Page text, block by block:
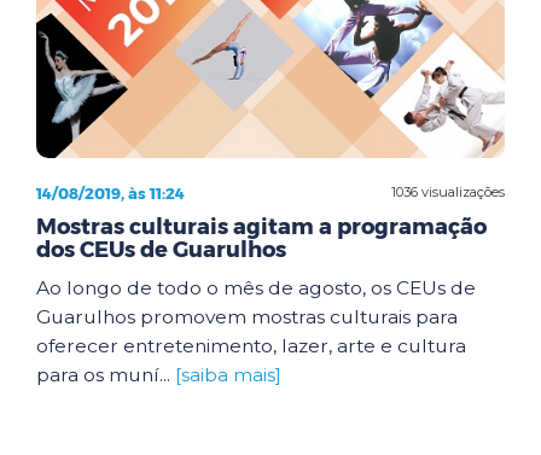
1036 visualizações
14/08/2019, às 11:24
Mostras culturais agitam a programação
dos CEUs de Guarulhos
Ao longo de todo o mês de agosto, os CEUs de
Guarulhos promovem mostras culturais para
oferecer entretenimento, lazer, arte e cultura
para os muní... [saiba mais]